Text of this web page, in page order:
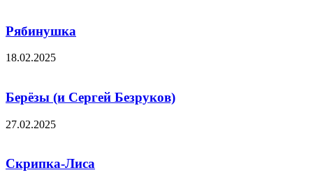
Рябинушка
18.02.2025
Берёзы (и Сергей Безруков)
27.02.2025
Скрипка-Лиса